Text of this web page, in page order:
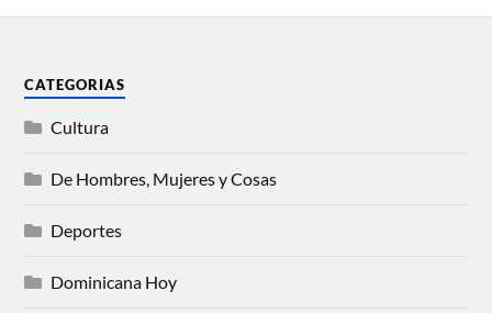
CATEGORIAS
Cultura
De Hombres, Mujeres y Cosas
Deportes
Dominicana Hoy